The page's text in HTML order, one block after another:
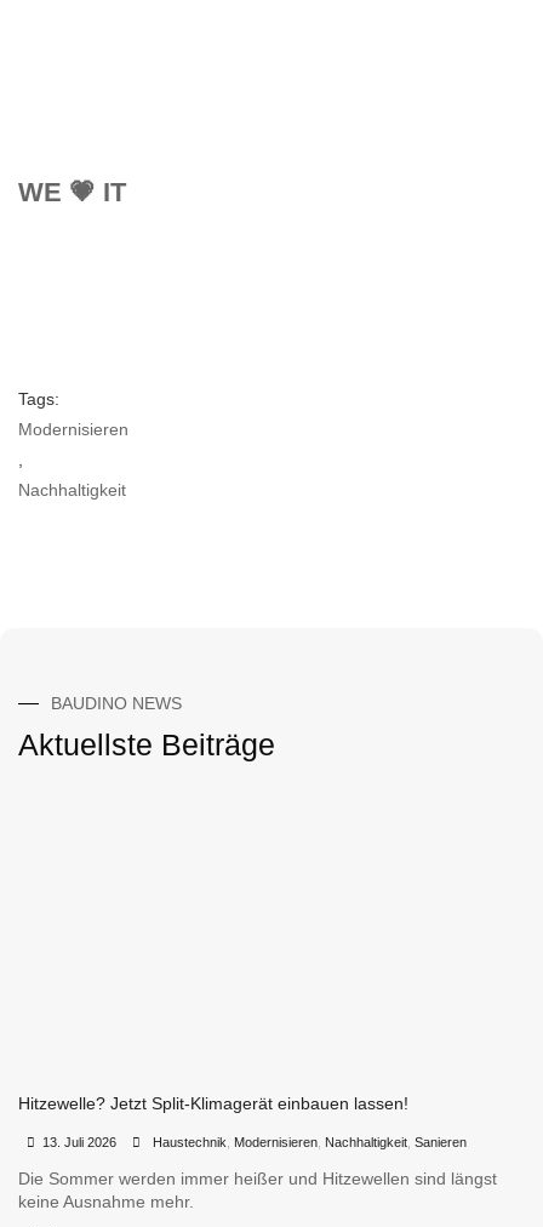
WE 💗 IT
Tags:
Modernisieren
,
Nachhaltigkeit
BAUDINO NEWS
Aktuellste Beiträge
Hitzewelle? Jetzt Split-Klimagerät einbauen lassen!
13. Juli 2026 Haustechnik, Modernisieren, Nachhaltigkeit, Sanieren
Die Sommer werden immer heißer und Hitzewellen sind längst
keine Ausnahme mehr.